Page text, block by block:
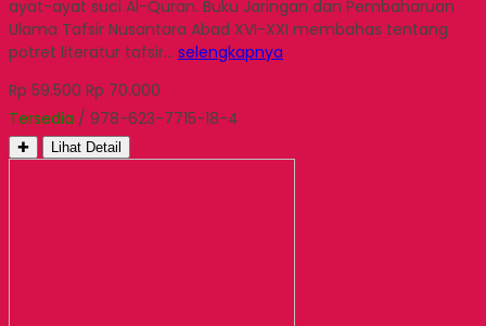
ayat-ayat suci Al-Quran. Buku Jaringan dan Pembaharuan
Ulama Tafsir Nusantara Abad XVI-XXI membahas tentang
potret literatur tafsir… selengkapnya
Rp 59.500 Rp 70.000
Tersedia / 978-623-7715-18-4
✚ Lihat Detail